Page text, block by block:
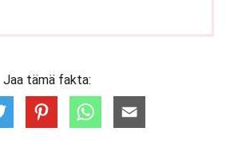
Jaa tämä fakta: